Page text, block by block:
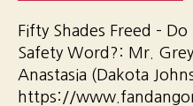
Fifty Shades Freed –
Safety Word?: Mr.
Anastasia (Dakota
https://